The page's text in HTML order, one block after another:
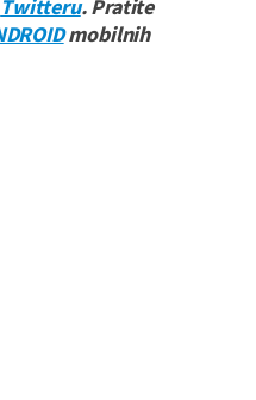
Twitteru. Pratite
mobilnih